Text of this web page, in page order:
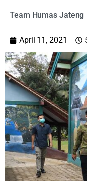
Team Humas Jateng
April 11, 2021